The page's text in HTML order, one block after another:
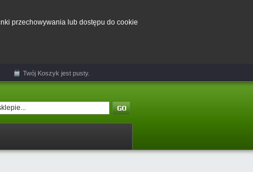
przechowywania lub dostępu do cookie
Twój Koszyk jest pusty.